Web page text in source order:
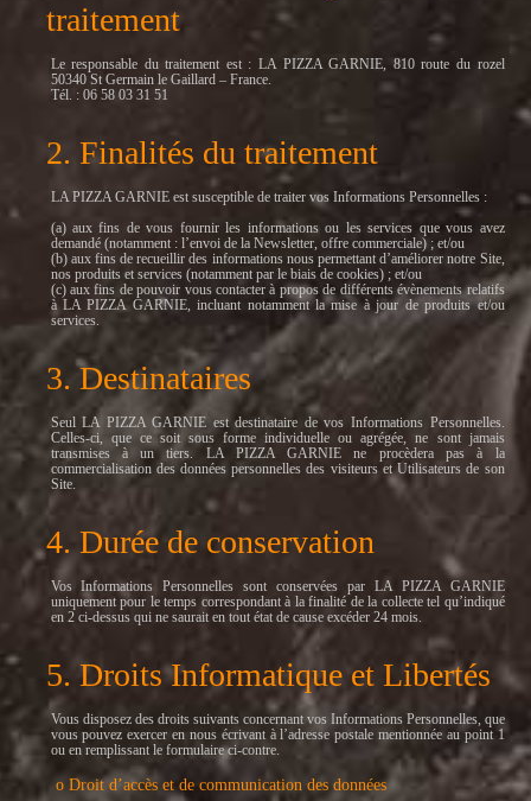
traitement
Le responsable du traitement est : LA PIZZA GARNIE, 810 route du rozel
50340 St Germain le Gaillard – France.
Tél. : 06 58 03 31 51
2. Finalités du traitement
LA PIZZA GARNIE est susceptible de traiter vos Informations Personnelles :
(a) aux fins de vous fournir les informations ou les services que vous avez
demandé (notamment : l’envoi de la Newsletter, offre commerciale) ; et/ou
(b) aux fins de recueillir des informations nous permettant d’améliorer notre Site,
nos produits et services (notamment par le biais de cookies) ; et/ou
(c) aux fins de pouvoir vous contacter à propos de différents évènements relatifs
à LA PIZZA GARNIE, incluant notamment la mise à jour de produits et/ou
services.
3. Destinataires
Seul LA PIZZA GARNIE est destinataire de vos Informations Personnelles.
Celles-ci, que ce soit sous forme individuelle ou agrégée, ne sont jamais
transmises à un tiers. LA PIZZA GARNIE ne procèdera pas à la
commercialisation des données personnelles des visiteurs et Utilisateurs de son
Site.
4. Durée de conservation
Vos Informations Personnelles sont conservées par LA PIZZA GARNIE
uniquement pour le temps correspondant à la finalité de la collecte tel qu’indiqué
en 2 ci-dessus qui ne saurait en tout état de cause excéder 24 mois.
5. Droits Informatique et Libertés
Vous disposez des droits suivants concernant vos Informations Personnelles, que
vous pouvez exercer en nous écrivant à l’adresse postale mentionnée au point 1
ou en remplissant le formulaire ci-contre.
o Droit d’accès et de communication des données